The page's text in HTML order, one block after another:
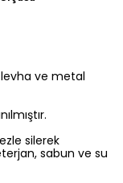
levha ve metal
silerek
sabun ve su